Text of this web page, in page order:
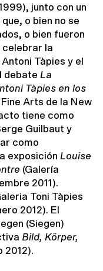
junto con un
o bien no se
o bien fueron
la
Tàpies y el
debate La
Tàpies en los
Arts de la New
tiene como
Guilbaut y
como
exposición Louise
(Galería
2011).
Toni Tàpies
2012). El
(Siegen)
Bild, Körper,
2012).